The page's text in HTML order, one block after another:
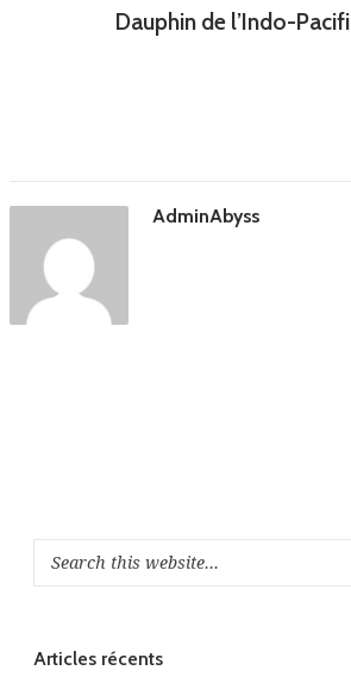
Dauphin de l’Indo-
AdminAbyss
Articles récents